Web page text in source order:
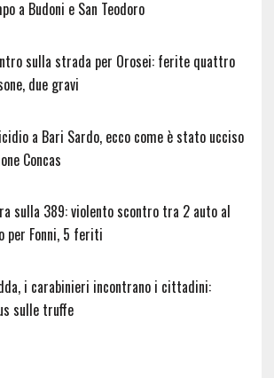
a Budoni e San Teodoro
sulla strada per Orosei: ferite quattro
due gravi
a Bari Sardo, ecco come è stato ucciso
Concas
sulla 389: violento scontro tra 2 auto al
per Fonni, 5 feriti
i carabinieri incontrano i cittadini:
sulle truffe